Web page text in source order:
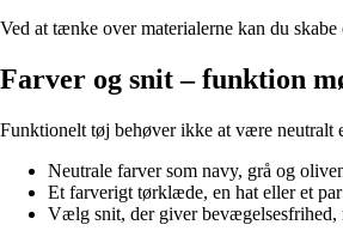
Ved at tænke over materialerne kan du
Farver og snit – funktion
Funktionelt tøj behøver ikke at være neutralt
Neutrale farver som navy, grå og
Et farverigt tørklæde, en hat eller et
Vælg snit, der giver bevægelsesfrihed,